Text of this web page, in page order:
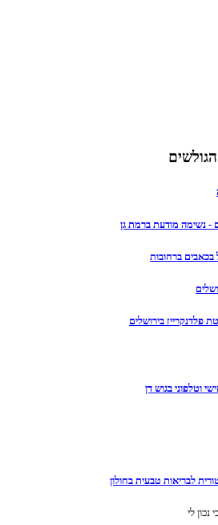
- נשימה מודעת ברמת גן
בכאבים ברחובות
פלדנקרייז בירושלים
וטלפוני בגוש דן
לבריאות טבעית בחולון
לי